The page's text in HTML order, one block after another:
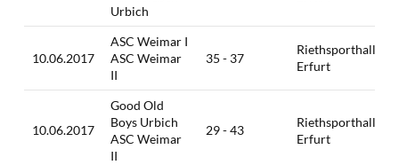
Urbich
10.06.2017
ASC Weimar I
ASC Weimar
II
35 - 37
Riethsporthalle,
Erfurt
10.06.2017
Good Old
Boys Urbich
ASC Weimar
II
29 - 43
Riethsporthalle,
Erfurt